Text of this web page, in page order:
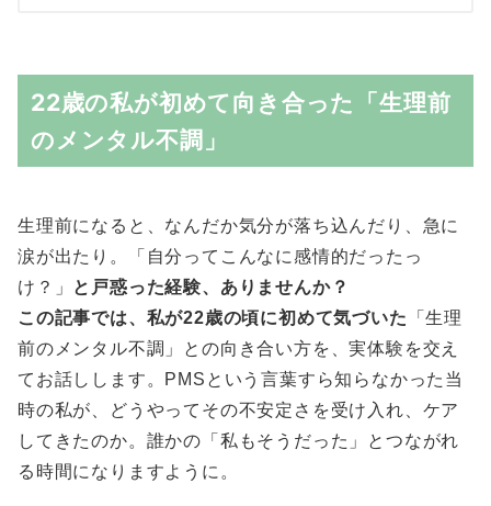
22歳の私が初めて向き合った「生理前
のメンタル不調」
生理前になると、なんだか気分が落ち込んだり、急に
涙が出たり。「自分ってこんなに感情的だったっ
け？」 と戸惑った経験、ありませんか？
この記事では、私が22歳の頃に初めて気づいた 「生理
前のメンタル不調」との向き合い方を、実体験を交え
てお話しします。PMSという言葉すら知らなかった当
時の私が、どうやってその不安定さを受け入れ、ケア
してきたのか。誰かの「私もそうだった」とつながれ
る時間になりますように。